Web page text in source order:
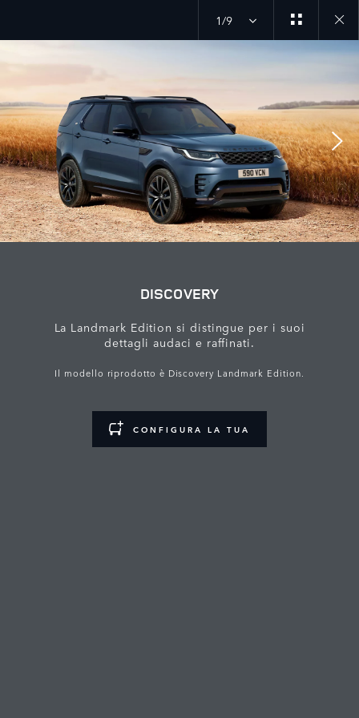
1/9
Close
DISCOVERY
La Landmark Edition si distingue per i suoi
dettagli audaci e raffinati.
Il modello riprodotto è Discovery Landmark Edition.
CONFIGURA LA TUA